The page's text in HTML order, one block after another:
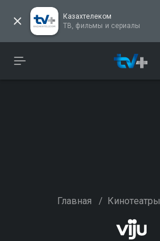
Казахтелеком
ТВ, фильмы и сериалы
Главная / Кинотеатры